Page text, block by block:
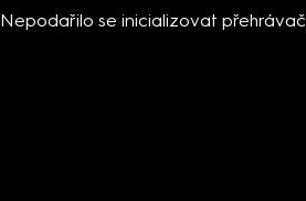
Nepodařilo se inicializovat přehrávač